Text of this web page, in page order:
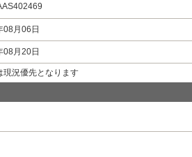
08月06日
08月20日
況優先となります